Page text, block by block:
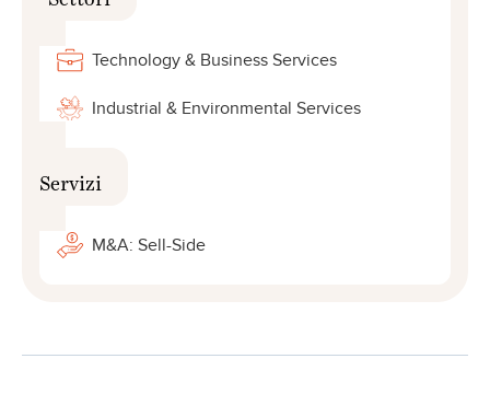
Technology & Business Services
Industrial & Environmental Services
Servizi
M&A: Sell-Side